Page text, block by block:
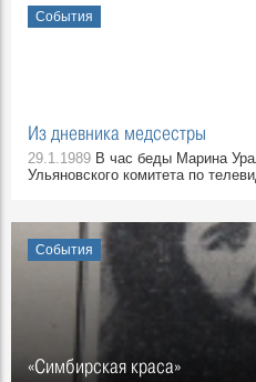
События
Из дневника медсестры
29.1.1989 В час беды Марина
Ульяновского комитета по
События
«Симбирская краса»